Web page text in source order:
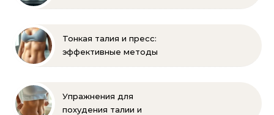
Тонкая талия и пресс:
эффективные методы
Упражнения для
похудения талии и